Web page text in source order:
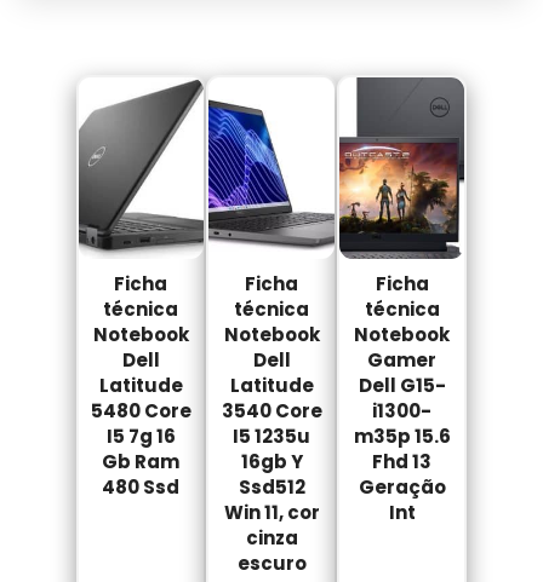
Ficha
técnica
Notebook
Dell
Latitude
5480 Core
I5 7g 16
Gb Ram
480 Ssd
Ficha
técnica
Notebook
Dell
Latitude
3540 Core
I5 1235u
16gb Y
Ssd512
Win 11, cor
cinza
escuro
Ficha
técnica
Notebook
Gamer
Dell G15-
i1300-
m35p 15.6
Fhd 13
Geração
Int